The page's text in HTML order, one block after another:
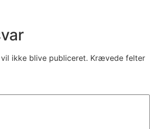
ikke blive publiceret. Krævede felter